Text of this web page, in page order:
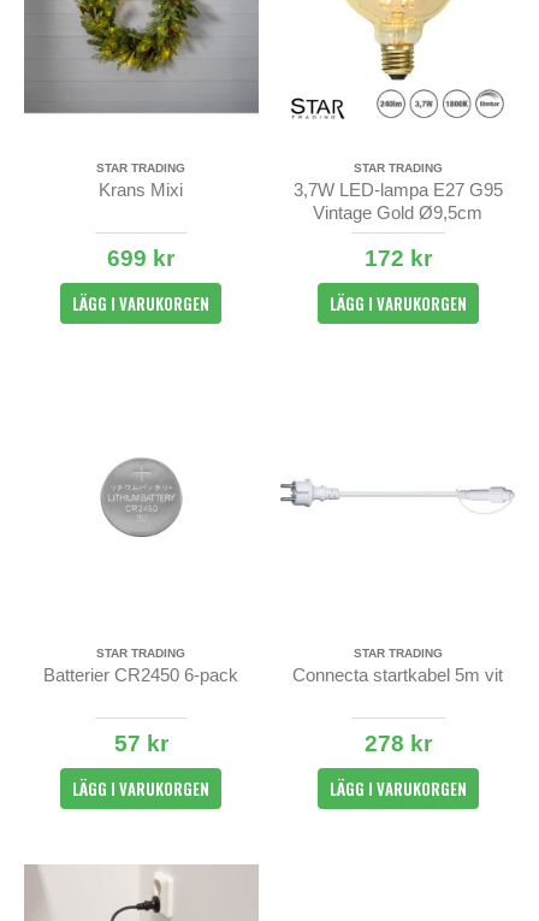
STAR TRADING
Krans Mixi
699 kr
LÄGG I VARUKORGEN
STAR TRADING
3,7W LED-lampa E27 G95
Vintage Gold Ø9,5cm
172 kr
LÄGG I VARUKORGEN
STAR TRADING
Batterier CR2450 6-pack
57 kr
LÄGG I VARUKORGEN
STAR TRADING
Connecta startkabel 5m vit
278 kr
LÄGG I VARUKORGEN